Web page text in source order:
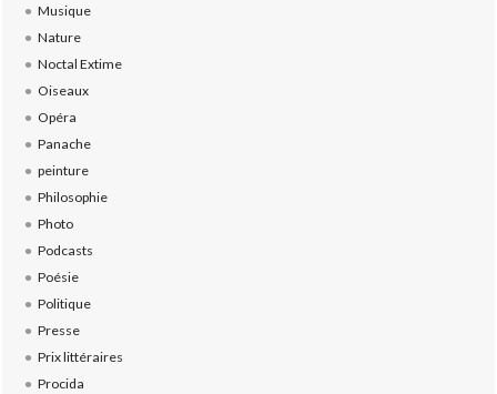
Musique
Nature
Noctal Extime
Oiseaux
Opéra
Panache
peinture
Philosophie
Photo
Podcasts
Poésie
Politique
Presse
Prix littéraires
Procida